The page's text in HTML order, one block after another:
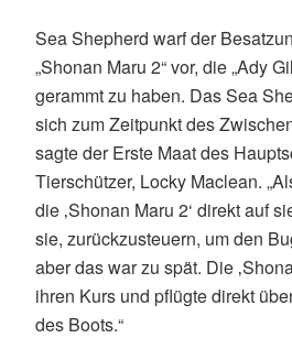
Sea Shepherd warf der
„Shonan Maru 2“ vor, die „Ady
gerammt zu haben. Das Sea
sich zum Zeitpunkt des
sagte der Erste Maat des
Tierschützer, Locky Maclean.
die ‚Shonan Maru 2‘ direkt auf
sie, zurückzusteuern, um den
aber das war zu spät. Die
ihren Kurs und pflügte direkt
des Boots.“